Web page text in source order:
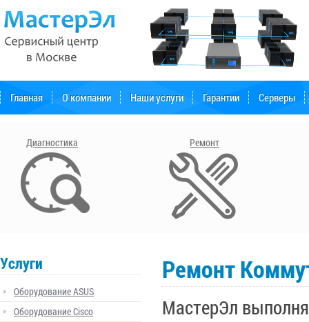
Главная О компании Наши услуги Гарантии Серверы
Диагностика Ремонт
Ремонт
МастерЭл
Услуги
Оборудование ASUS
Оборудование Cisco